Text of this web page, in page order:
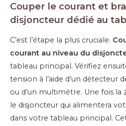
Couper le courant et
disjoncteur dédié au
C’est l’étape la plus cruciale.
courant au niveau du
tableau principal. Vérifiez
tension à l’aide d’un détecteur
ou d’un multimètre. Une fois la
le disjoncteur qui alimentera
dans votre tableau principal.